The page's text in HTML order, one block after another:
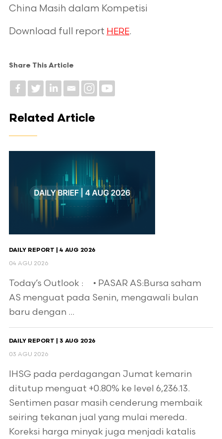
China Masih dalam Kompetisi
Download full report HERE.
Share This Article
Related Article
DAILY REPORT | 4 AUG 2026
04 AGU 2026
Today’s Outlook : • PASAR AS:Bursa saham
AS menguat pada Senin, mengawali bulan
baru dengan ...
DAILY REPORT | 3 AUG 2026
03 AGU 2026
IHSG pada perdagangan Jumat kemarin
ditutup menguat +0.80% ke level 6,236.13.
Sentimen pasar masih cenderung membaik
seiring tekanan jual yang mulai mereda.
Koreksi harga minyak juga menjadi katalis